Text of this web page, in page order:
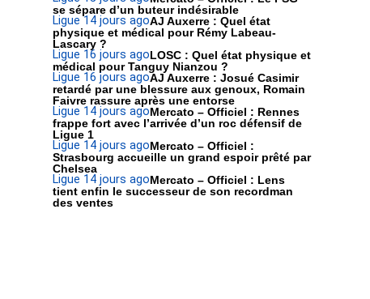
se sépare d’un buteur indésirable
Ligue 1 4 jours agoAJ Auxerre : Quel état
physique et médical pour Rémy Labeau-
Lascary ?
Ligue 16 jours agoLOSC : Quel état physique et
médical pour Tanguy Nianzou ?
Ligue 16 jours agoAJ Auxerre : Josué Casimir
retardé par une blessure aux genoux, Romain
Faivre rassure après une entorse
Ligue 1 4 jours agoMercato – Officiel : Rennes
frappe fort avec l’arrivée d’un roc défensif de
Ligue 1
Ligue 1 4 jours agoMercato – Officiel :
Strasbourg accueille un grand espoir prêté par
Chelsea
Ligue 1 4 jours agoMercato – Officiel : Lens
tient enfin le successeur de son recordman
des ventes